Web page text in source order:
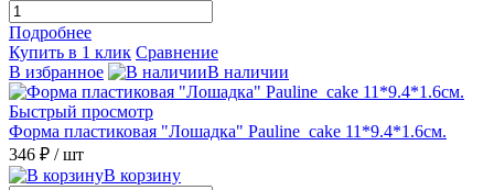
Подробнее
Купить в 1 клик Сравнение
В избранное
В наличии
Быстрый просмотр
Форма пластиковая "Лошадка" Pauline_cake 11*9.4*1.6см.
346 ₽ / шт
В корзину